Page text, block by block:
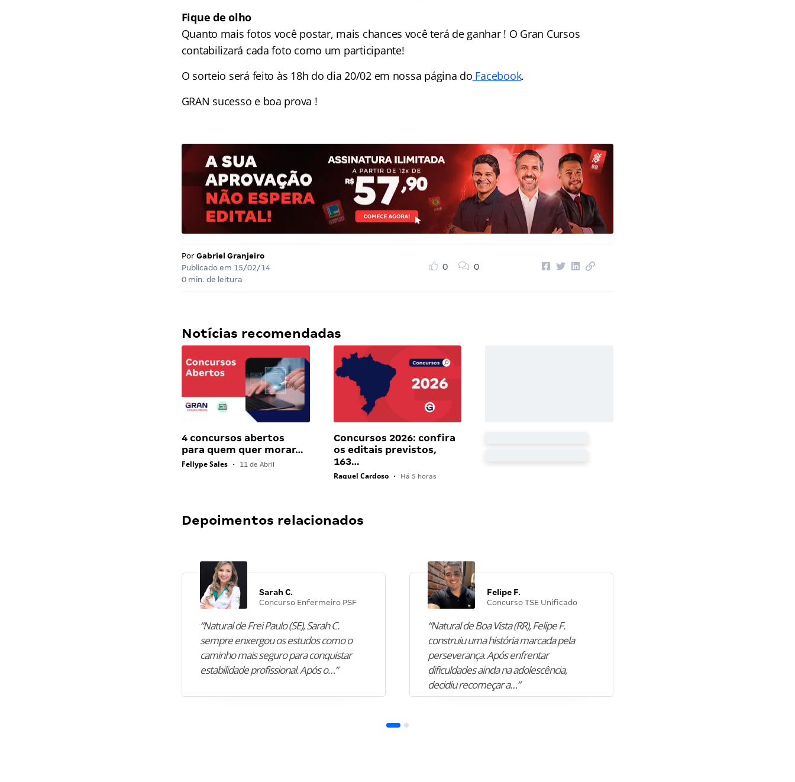
Fique de olho
Quanto mais fotos você postar, mais chances você terá de ganhar ! O Gran Cursos
contabilizará cada foto como um participante!
O sorteio será feito às 18h do dia 20/02 em nossa página do Facebook.
GRAN sucesso e boa prova !
Por Gabriel Granjeiro
Publicado em 15/02/14
0 min. de leitura
0 0
Notícias recomendadas
4 concursos abertos
para quem quer morar…
Fellype Sales • 11 de Abril
Concursos 2026: confira
os editais previstos,
163…
Raquel Cardoso • Há 5 horas
Depoimentos relacionados
Sarah C.
Concurso Enfermeiro PSF
“Natural de Frei Paulo (SE), Sarah C.
sempre enxergou os estudos como o
caminho mais seguro para conquistar
estabilidade profissional. Após o…”
Felipe F.
Concurso TSE Unificado
“Natural de Boa Vista (RR), Felipe F.
construiu uma história marcada pela
perseverança. Após enfrentar
dificuldades ainda na adolescência,
decidiu recomeçar a…”